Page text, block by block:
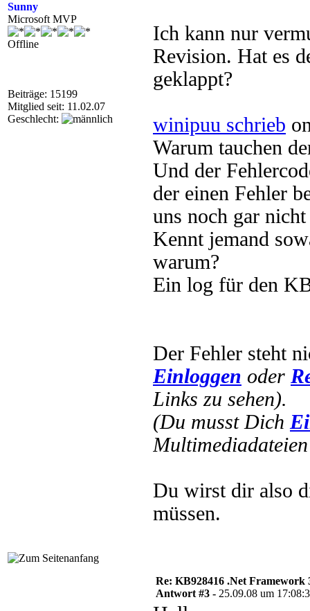
Sunny
Microsoft MVP
Offline
Beiträge: 15199
Mitglied seit: 11.02.07
Geschlecht:
Ich kann nur
Revision. Hat es
geklappt?
winipuu schrieb
Warum tauchen
Und der
der einen Fehler
uns noch gar
Kennt jemand
warum?
Ein log für den
Der Fehler steht
Einloggen oder
Links zu sehen).
(Du musst Dich
Du wirst dir also
müssen.
Re: KB928416 .Net Framework
Antwort #3 - 25.09.08 um